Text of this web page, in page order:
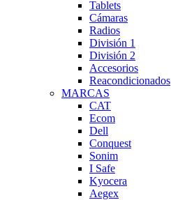
Tablets
Cámaras
Radios
División 1
División 2
Accesorios
Reacondicionados
MARCAS
CAT
Ecom
Dell
Conquest
Sonim
I Safe
Kyocera
Aegex